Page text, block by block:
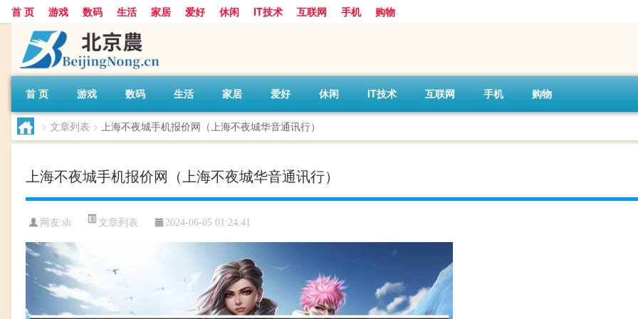
首 页 游戏 数码 生活 家居 爱好 休闲 IT技术 互联网 手机 购物
首 页 游戏 数码 生活 家居 爱好 休闲 IT技术 互联网 手机 购物
> 文章列表 > 上海不夜城手机报价网（上海不夜城华音通讯行）
上海不夜城手机报价网（上海不夜城华音通讯行）
网友:sh 文章列表 2024-06-05 01:24:41